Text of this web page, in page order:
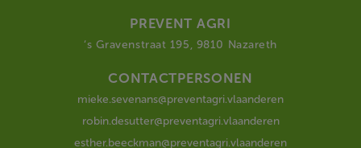
PREVENT AGRI
‘s Gravenstraat 195, 9810 Nazareth
CONTACTPERSONEN
mieke.sevenans@preventagri.vlaanderen
robin.desutter@preventagri.vlaanderen
esther.beeckman@preventagri.vlaanderen